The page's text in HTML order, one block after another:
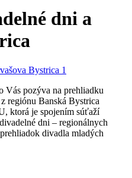
dni a
Vás pozýva na prehliadku
regiónu Banská Bystrica
ktorá je spojením súťaží
dni – regionálnych
divadla mladých